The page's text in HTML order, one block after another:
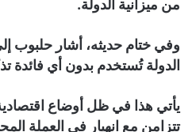
من ميزانية الدولة.
الدولة تُستخدم بدون أي فائدة
يأتي هذا في ظل أوضاع
تتزامن مع انهيار في العملة